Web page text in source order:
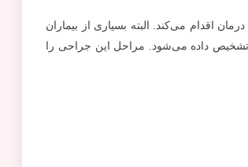
اقدام می‌کند. البته بسیاری از بیماران
تشخیص داده می‌شود. مراحل این جراحی را